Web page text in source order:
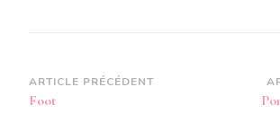
Navigation
d’article
ARTICLE PRÉCÉDENT
Foot